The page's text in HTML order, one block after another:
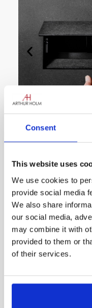
Consent
This website uses
We use cookies to
provide social media
We also share
our social media,
may combine it with
provided to them or
of their services.
Connect2H
Este
perfectamente
un armonioso
estética.
abre
proporcionando
la conexión de